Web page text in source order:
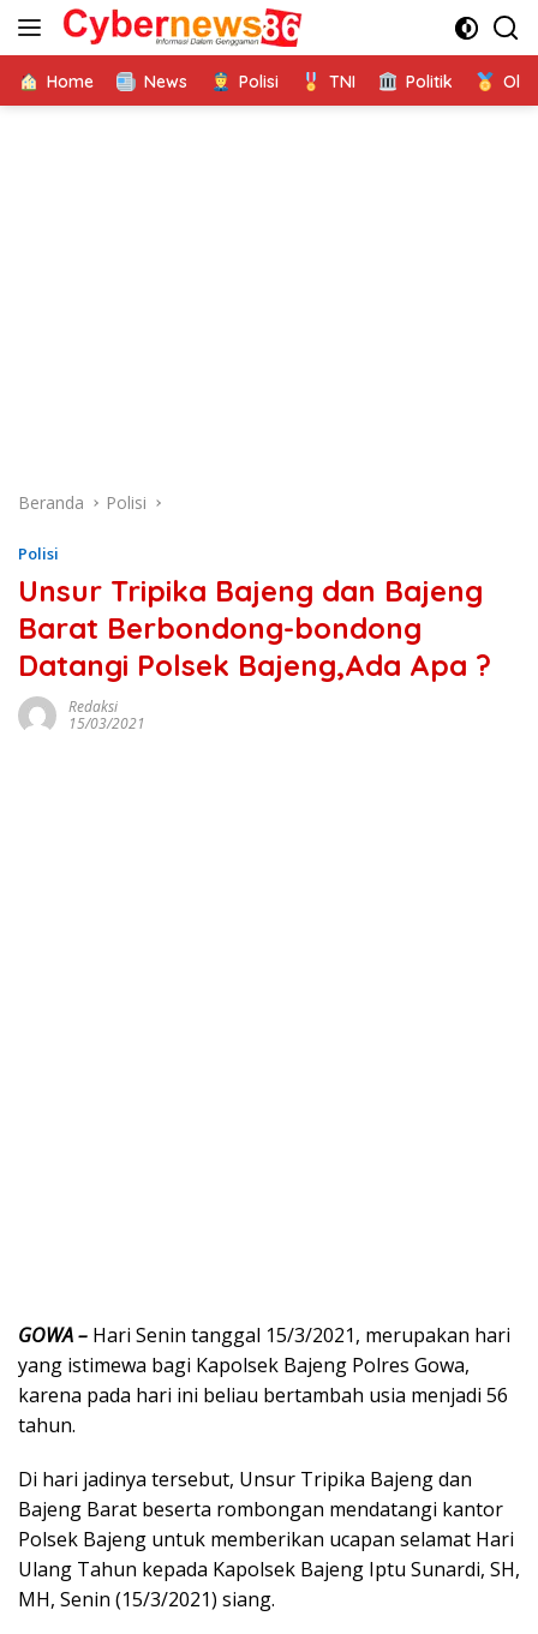
Langsung
Home News Polisi TNI Politik
Beranda Polisi
Polisi
Unsur Tripika Bajeng dan Bajeng
Barat Berbondong-bondong
Datangi Polsek Bajeng,Ada Apa ?
Redaksi
15/03/2021
GOWA – Hari Senin tanggal 15/3/2021, merupakan hari
yang istimewa bagi Kapolsek Bajeng Polres Gowa,
karena pada hari ini beliau bertambah usia menjadi 56
tahun.
Di hari jadinya tersebut, Unsur Tripika Bajeng dan
Bajeng Barat beserta rombongan mendatangi kantor
Polsek Bajeng untuk memberikan ucapan selamat Hari
Ulang Tahun kepada Kapolsek Bajeng Iptu Sunardi, SH,
MH, Senin (15/3/2021) siang.